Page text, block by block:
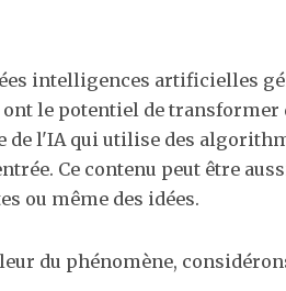
intelligences artificielles
le potentiel de transformer
de l'IA qui utilise des
Ce contenu peut être
ou même des idées.
du phénomène,